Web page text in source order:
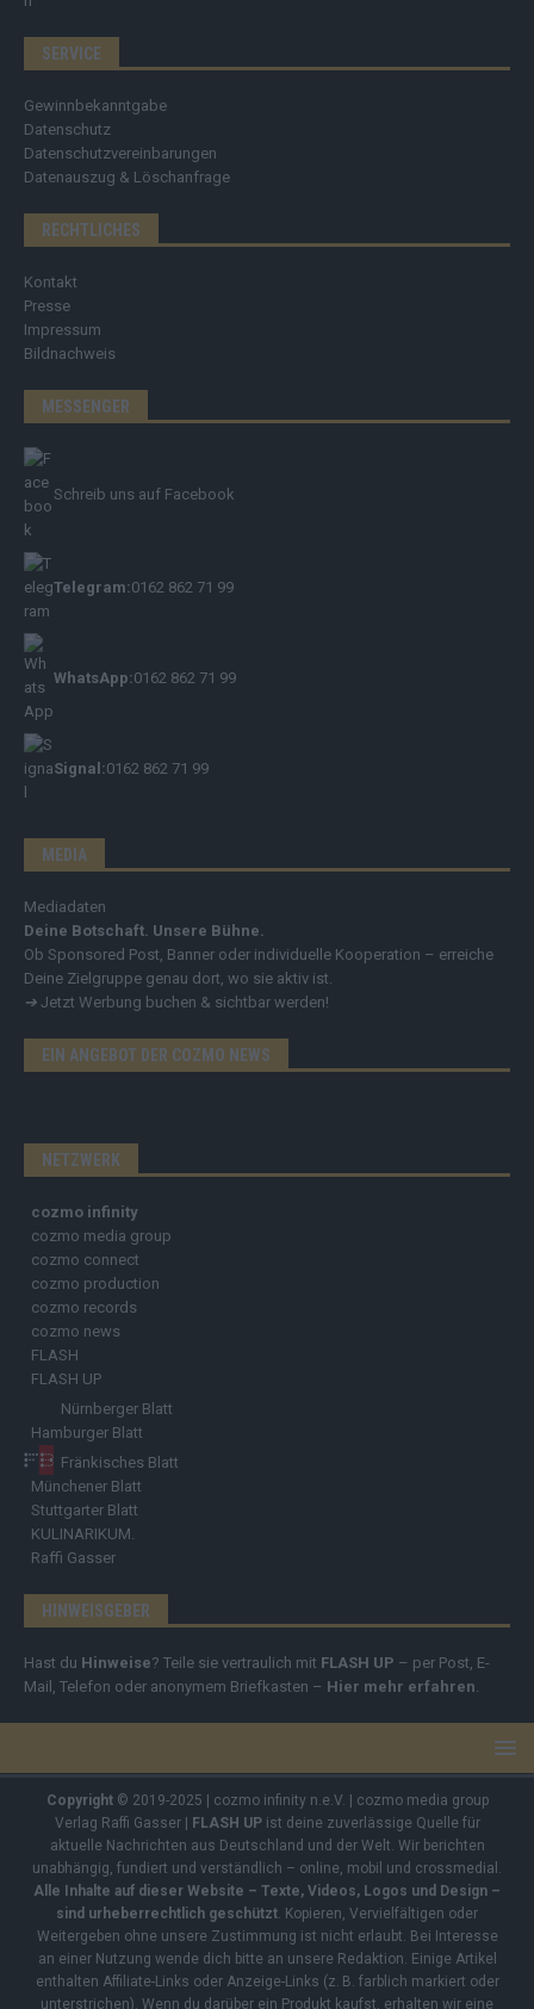
SERVICE
Gewinnbekanntgabe
Datenschutz
Datenschutzvereinbarungen
Datenauszug & Löschanfrage
RECHTLICHES
Kontakt
Presse
Impressum
Bildnachweis
MESSENGER
Schreib uns auf Facebook
Telegram:0162 862 71 99
WhatsApp:0162 862 71 99
Signal:0162 862 71 99
MEDIA
Mediadaten
Deine Botschaft. Unsere Bühne.
Ob Sponsored Post, Banner oder individuelle Kooperation – erreiche
Deine Zielgruppe genau dort, wo sie aktiv ist.
➔ Jetzt Werbung buchen & sichtbar werden!
EIN ANGEBOT DER COZMO NEWS
NETZWERK
cozmo infinity
cozmo media group
cozmo connect
cozmo production
cozmo records
cozmo news
FLASH
FLASH UP
Nürnberger Blatt
Hamburger Blatt
Fränkisches Blatt
Münchener Blatt
Stuttgarter Blatt
KULINARIKUM.
Raffi Gasser
HINWEISGEBER
Hast du Hinweise? Teile sie vertraulich mit FLASH UP – per Post, E-
Mail, Telefon oder anonymem Briefkasten – Hier mehr erfahren
Copyright© 2019-2025 | cozmo infinity n.e.V. | cozmo media group
Verlag Raffi Gasser |
FLASH UPist deine zuverlässige Quelle für
aktuelle Nachrichten aus Deutschland und der Welt. Wir berichten
unabhängig, fundiert und verständlich – online, mobil und crossmedial.
Alle Inhalte auf dieser Website – Texte, Videos, Logos und Design –
sind urheberrechtlich geschützt. Kopieren, Vervielfältigen oder
Weitergeben ohne unsere Zustimmung ist nicht erlaubt. Bei Interesse
an einer Nutzung wende dich bitte an unsere Redaktion. Einige Artikel
enthalten Affiliate-Links oder Anzeige-Links (z. B. farblich markiert oder
unterstrichen). Wenn du darüber ein Produkt kaufst, erhalten wir eine